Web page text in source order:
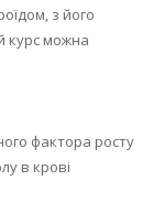
з його
курс можна
фактора росту
в крові